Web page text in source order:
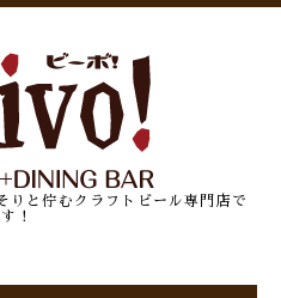
りと佇むクラフトビール専門店で
す！